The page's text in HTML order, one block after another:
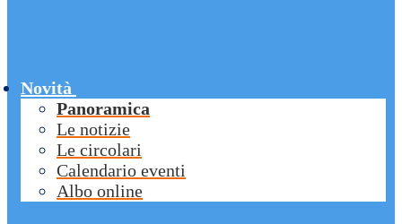
Novità
Panoramica
Le notizie
Le circolari
Calendario eventi
Albo online